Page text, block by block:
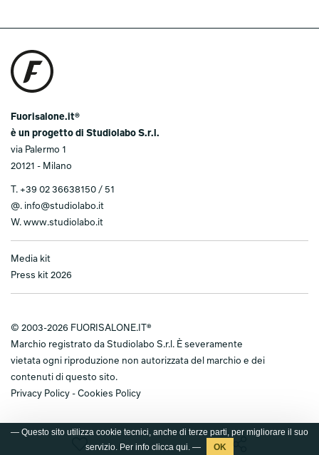
— Questo sito utilizza cookie tecnici, anche di terze parti, per migliorare il suo
servizio. Per info clicca qui. —
Fuorisalone.it®
è un progetto di Studiolabo S.r.l.
via Palermo 1
20121 - Milano
T. +39 02 36638150 / 51
@. info@studiolabo.it
W. www.studiolabo.it
Media kit
Press kit 2026
© 2003-2026 FUORISALONE.IT®
Marchio registrato da Studiolabo S.r.l. È severamente
vietata ogni riproduzione non autorizzata del marchio e dei
contenuti di questo sito.
Privacy Policy - Cookies Policy